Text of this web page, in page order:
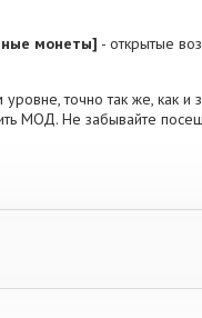
монеты] - открытые
точно так же, как
МОД. Не забывайте